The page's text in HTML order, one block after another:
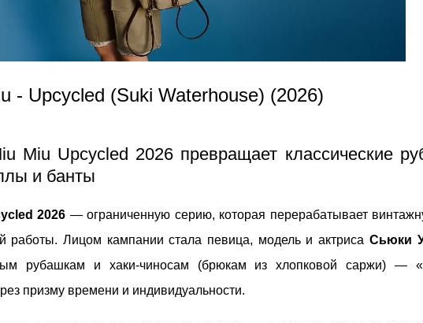
- Upcycled (Suki Waterhouse) (2026)
Miu Upcycled 2026 превращает классические
и банты
2026 — ограниченную серию, которая перерабатывает
работы. Лицом кампании стала певица, модель и актриса Сьюки
рубашкам и хаки-чиносам (брюкам из хлопковой саржи) —
призму времени и индивидуальности.